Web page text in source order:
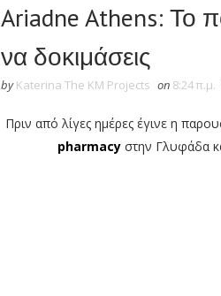
Ariadne Athens: Το
να δοκιμάσεις
by Katerina The KM Projects on 8:24 π.μ.
Πριν από λίγες ημέρες έγινε η
pharmacy στην Γλυφάδα